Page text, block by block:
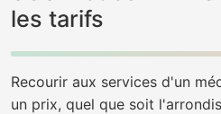
les tarifs
Recourir aux services d'un
un prix, quel que soit